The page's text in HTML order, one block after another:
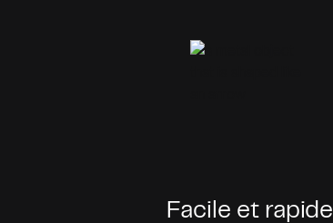
Facile et rapide